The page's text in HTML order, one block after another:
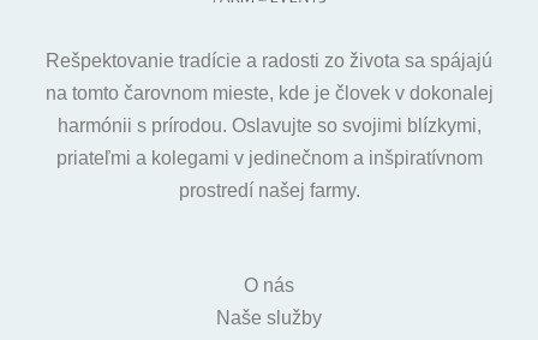
Rešpektovanie tradície a radosti zo života sa spájajú
na tomto čarovnom mieste, kde je človek v dokonalej
harmónii s prírodou. Oslavujte so svojimi blízkymi,
priateľmi a kolegami v jedinečnom a inšpiratívnom
prostredí našej farmy.
O nás
Naše služby